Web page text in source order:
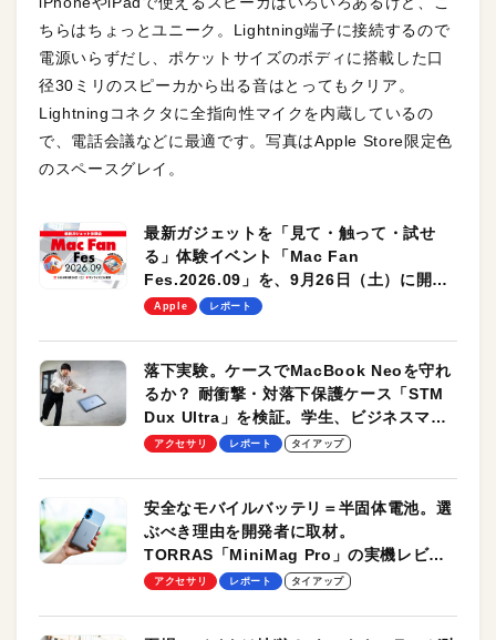
ちらはちょっとユニーク。Lightning端子に接続するので
電源いらずだし、ポケットサイズのボディに搭載した口
径30ミリのスピーカから出る音はとってもクリア。
Lightningコネクタに全指向性マイクを内蔵しているの
で、電話会議などに最適です。写真はApple Store限定色
のスペースグレイ。
最新ガジェットを「見て・触って・試せ
る」体験イベント「Mac Fan
Fes.2026.09」を、9月26日（土）に開催
します！
Apple レポート
落下実験。ケースでMacBook Neoを守れ
るか？ 耐衝撃・対落下保護ケース「STM
Dux Ultra」を検証。学生、ビジネスマン
のモバイルユースに最適！
アクセサリ レポート タイアップ
安全なモバイルバッテリ＝半固体電池。選
ぶべき理由を開発者に取材。
TORRAS「MiniMag Pro」の実機レビュ
ーも
アクセサリ レポート タイアップ